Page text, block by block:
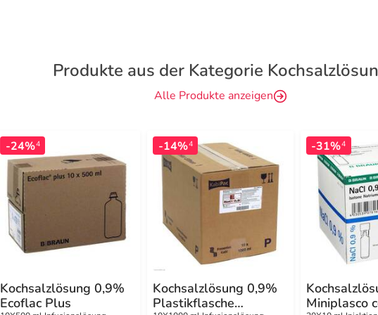
Produkte aus der Kategorie
Alle Produkte anzeigen
-24%4
Kochsalzlösung 0,9%
Ecoflac Plus
-14%4
Kochsalzlösung 0,9%
Plastikflasche
-31%4
Miniplasco